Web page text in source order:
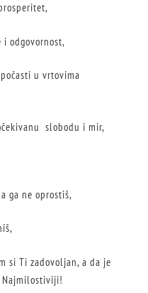
i odgovornost,
u vrtovima
slobodu i mir,
ga ne oprostiš,
si Ti zadovoljan, a da je
Najmilostiviji!